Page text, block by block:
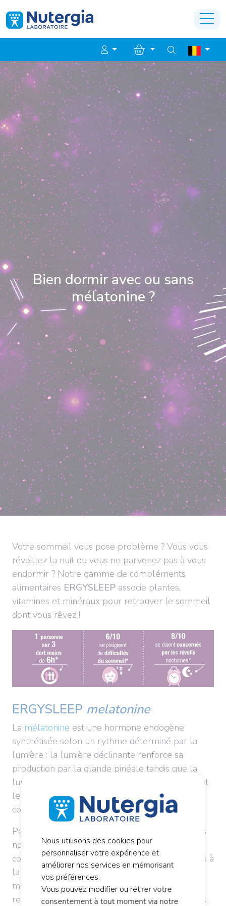
Bien dormir avec ou sans
mélatonine ?
Votre sommeil vous pose problème ? Vous vous
réveillez la nuit ou vous ne parvenez pas à vous
endormir ? Notre gamme de compléments
alimentaires ERGYSLEEP associe plantes,
vitamines et minéraux pour retrouver le sommeil
dont vous rêvez !
ERGYSLEEP melatonine
La mélatonine est une hormone endogène
synthétisée selon un rythme déterminé par la
lumière : la lumière déclinante renforce sa
production par la glande pinéale tandis que la
lumière du jour l'inhibe. Elle est donc l'ingrédient
le plus connu et le plus réputé dans les
compléments alimentaires.
Pour aider à l'endormissement, éviter les réveils
nocturnes et favoriser l'état de détente avant le
coucher, passiflore et eschscholtzia sont associés à
la mélatonine. La formule est enrichie de
magnésium et 4 vitamines du groupe B
reconnues pour leur contribution à l'équilibre du
Nous utilisons des cookies pour
personnaliser votre expérience et
améliorer nos services en mémorisant
vos préférences.
Vous pouvez modifier ou retirer votre
consentement à tout moment via notre